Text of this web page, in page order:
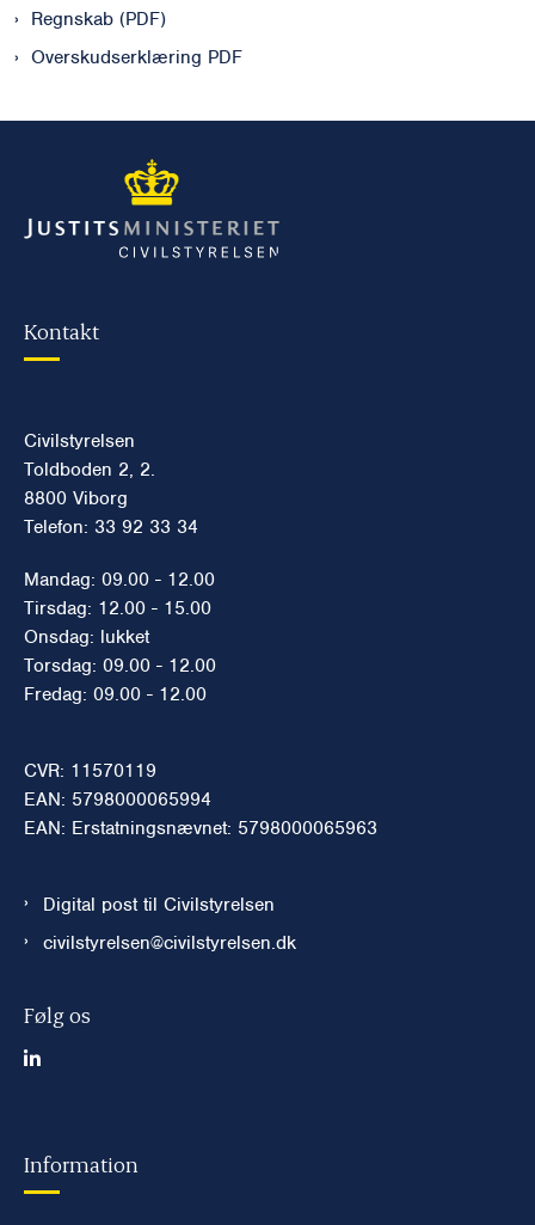
Regnskab (PDF)
Overskudserklæring PDF
Kontakt
Civilstyrelsen
Toldboden 2, 2.
8800 Viborg
Telefon: 33 92 33 34
Mandag: 09.00 - 12.00
Tirsdag: 12.00 - 15.00
Onsdag: lukket
Torsdag: 09.00 - 12.00
Fredag: 09.00 - 12.00
CVR: 11570119
EAN: 5798000065994
EAN: Erstatningsnævnet: 5798000065963
Digital post til Civilstyrelsen
civilstyrelsen@civilstyrelsen.dk
Følg os
Information